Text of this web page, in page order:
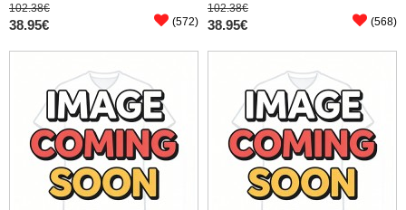
102.38€
38.95€ (572)
102.38€
38.95€ (568)